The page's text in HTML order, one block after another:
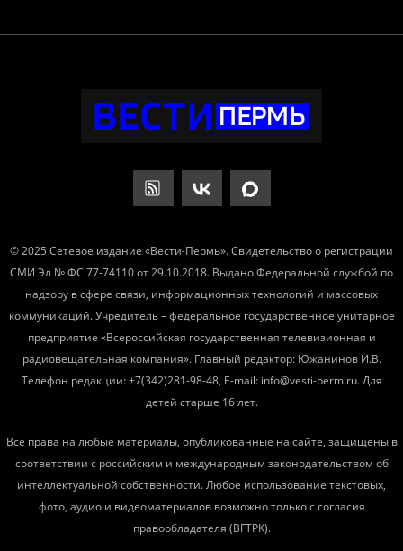
© 2025 Сетевое издание «Вести-Пермь». Свидетельство о регистрации
СМИ Эл № ФС 77-74110 от 29.10.2018. Выдано Федеральной службой по
надзору в сфере связи, информационных технологий и массовых
коммуникаций. Учредитель – федеральное государственное унитарное
предприятие «Всероссийская государственная телевизионная и
радиовещательная компания». Главный редактор: Южанинов И.В.
Телефон редакции: +7(342)281-98-48, E-mail: info@vesti-perm.ru. Для
детей старше 16 лет.
Все права на любые материалы, опубликованные на сайте, защищены в
соответствии с российским и международным законодательством об
интеллектуальной собственности. Любое использование текстовых,
фото, аудио и видеоматериалов возможно только с согласия
правообладателя (ВГТРК).